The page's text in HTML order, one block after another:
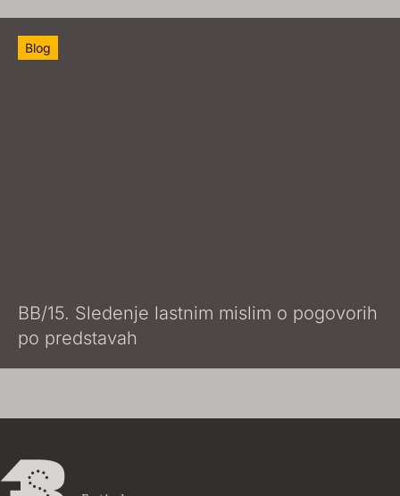
Blog
BB/15. Sledenje lastnim mislim o pogovorih
po predstavah